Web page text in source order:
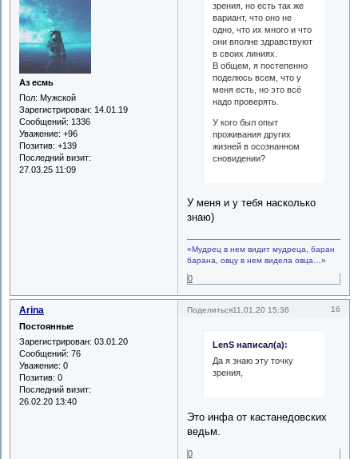
Аз есмь
Пол: Мужской
Зарегистрирован: 14.01.19
Сообщений: 1336
Уважение: +96
Позитив: +139
Последний визит:
27.03.25 11:09
зрения, но есть так же
вариант, что оно не
одно, что их много и что
они вполне здравствуют
в своих линиях.
В общем, я постепенно
поделюсь всем, что у
меня есть, но это всё
надо проверять.
У кого был опыт
проживания других
жизней в осознанном
сновидении?
У меня и у тебя насколько
знаю)
«Мудрец в нем видит мудреца, баран
барана, овцу в нем видела овца…»
0
Поделиться 16
11.01.20 15:36
Arina
Постоянные
Зарегистрирован: 03.01.20
Сообщений: 76
Уважение: 0
Позитив: 0
Последний визит:
26.02.20 13:40
LenS написал(а):
Да я знаю эту точку
зрения,
Это инфа от кастанедовских
ведьм.
0